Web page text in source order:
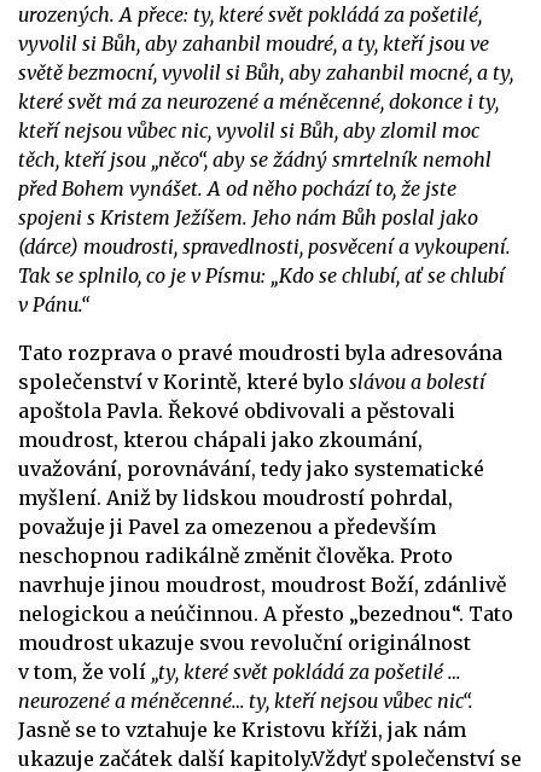
urozených. A přece: ty, které svět pokládá za pošetilé,
vyvolil si Bůh, aby zahanbil moudré, a ty, kteří jsou ve
světě bezmocní, vyvolil si Bůh, aby zahanbil mocné, a ty,
které svět má za neurozené a méněcenné, dokonce i ty,
kteří nejsou vůbec nic, vyvolil si Bůh, aby zlomil moc
těch, kteří jsou „něco“, aby se žádný smrtelník nemohl
před Bohem vynášet. A od něho pochází to, že jste
spojeni s Kristem Ježíšem. Jeho nám Bůh poslal jako
(dárce) moudrosti, spravedlnosti, posvěcení a vykoupení.
Tak se splnilo, co je v Písmu: „Kdo se chlubí, ať se chlubí
v Pánu.“
Tato rozprava o pravé moudrosti byla adresována
společenství v Korintě, které bylo slávou a bolestí
apoštola Pavla. Řekové obdivovali a pěstovali
moudrost, kterou chápali jako zkoumání,
uvažování, porovnávání, tedy jako systematické
myšlení. Aniž by lidskou moudrostí pohrdal,
považuje ji Pavel za omezenou a především
neschopnou radikálně změnit člověka. Proto
navrhuje jinou moudrost, moudrost Boží, zdánlivě
nelogickou a neúčinnou. A přesto „bezednou“. Tato
moudrost ukazuje svou revoluční originálnost
v tom, že volí „ty, které svět pokládá za pošetilé …
neurozené a méněcenné… ty, kteří nejsou vůbec nic“.
Jasně se to vztahuje ke Kristovu kříži, jak nám
ukazuje začátek další kapitoly.Vždyť společenství se